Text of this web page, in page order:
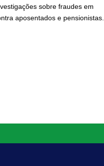
sobre fraudes em
aposentados e pensionistas.